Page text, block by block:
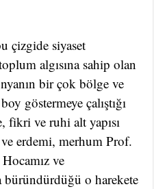
çizgide siyaset
algısına sahip olan
bir çok bölge ve
göstermeye çalıştığı
fikri ve ruhi alt yapısı
erdemi, merhum Prof.
Hocamız ve
büründürdüğü o harekete